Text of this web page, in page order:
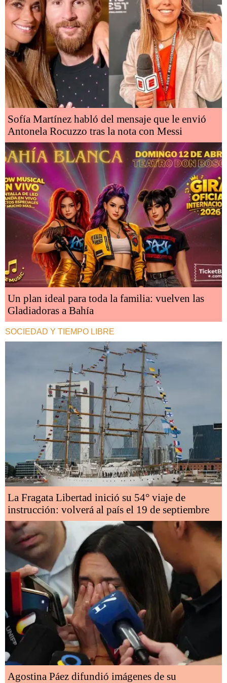
Sofía Martínez habló del mensaje que le envió
Antonela Rocuzzo tras la nota con Messi
Un plan ideal para toda la familia: vuelven las
Gladiadoras a Bahía
SOCIEDAD Y TIEMPO LIBRE
La Fragata Libertad inició su 54° viaje de
instrucción: volverá al país el 19 de septiembre
Agostina Páez difundió imágenes de su